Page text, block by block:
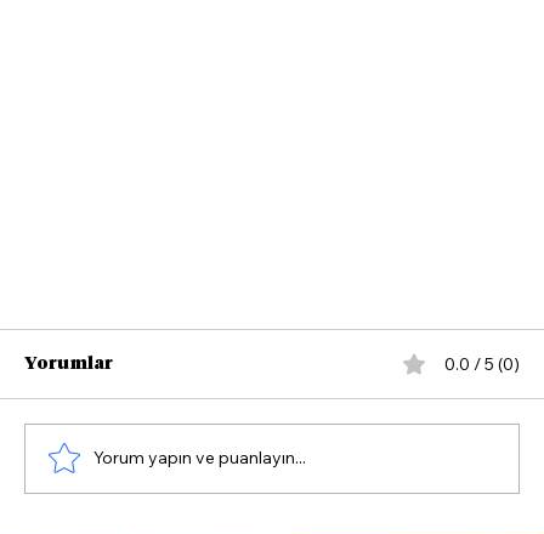
Yorumlar 0.0 / 5 (0)
Yorum yapın ve puanlayın...